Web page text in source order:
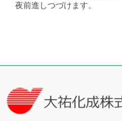
夜前進しつづけます。